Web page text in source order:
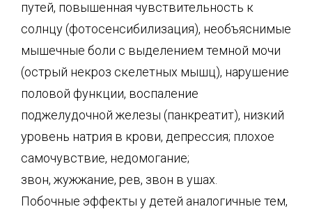
путей, повышенная чувствительность к
солнцу (фотосенсибилизация), необъяснимые
мышечные боли с выделением темной мочи
(острый некроз скелетных мышц), нарушение
половой функции, воспаление
поджелудочной железы (панкреатит), низкий
уровень натрия в крови, депрессия; плохое
самочувствие, недомогание;
звон, жужжание, рев, звон в ушах.
Побочные эффекты у детей аналогичные тем,